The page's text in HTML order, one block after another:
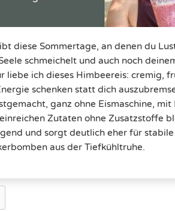
diese Sommertage, an denen du
schmeichelt und auch noch
liebe ich dieses Himbeereis: cremig,
schenken statt dich
ganz ohne Eismaschine,
Zutaten ohne Zusatzstoffe
und sorgt deutlich eher für stabile
aus der Tiefkühltruhe.